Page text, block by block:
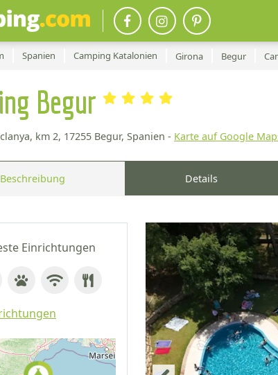
Spanien Camping Katalonien Girona Begur
Begur
km 2, 17255 Begur, Spanien - Karte auf Google
Beschreibung Details
Einrichtungen